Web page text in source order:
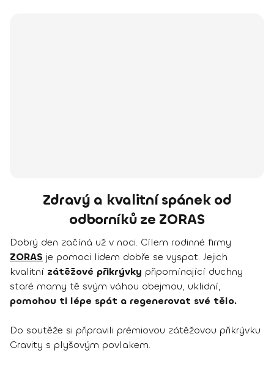
Zdravý a kvalitní spánek od
odborníků ze ZORAS
Dobrý den začíná už v noci. Cílem rodinné firmy
ZORAS je pomoci lidem dobře se vyspat. Jejich
kvalitní zátěžové přikrývky připomínající duchny
staré mamy tě svým váhou obejmou, uklidní,
pomohou ti lépe spát a regenerovat své tělo.
Do soutěže si připravili prémiovou zátěžovou přikrývku
Gravity s plyšovým povlakem.